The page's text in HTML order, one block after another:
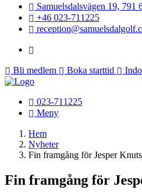
Samuelsdalsvägen 19, 791
+46 023-711225
Bli medlem Boka starttid
023-711225
Meny
Hem
Nyheter
Fin framgång för Jesper
Fin framgång för